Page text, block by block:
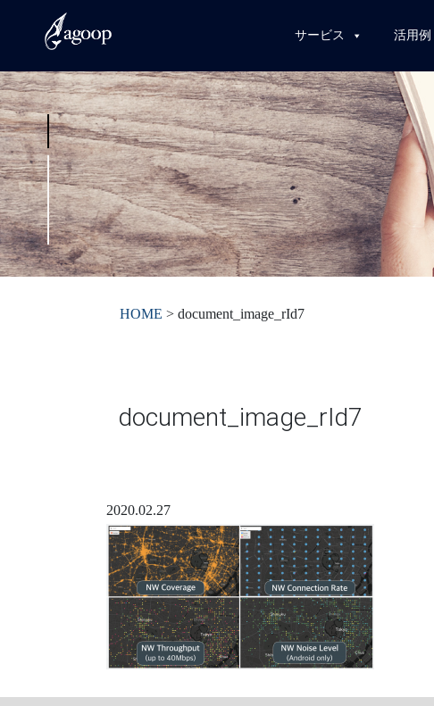
サービス 活用例
HOME >document_image_rId7
document_image_rId7
2020.02.27